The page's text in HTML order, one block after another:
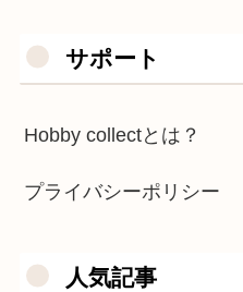
サポート
Hobby collectとは？
プライバシーポリシー
人気記事